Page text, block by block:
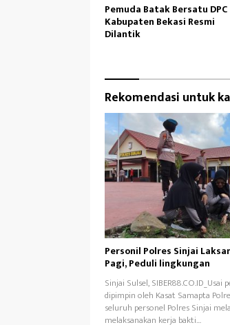
Pemuda Batak Bersatu DPC
Kabupaten Bekasi Resmi
Dilantik
Rekomendasi untuk
Personil Polres Sinjai
Pagi, Peduli lingkungan
Sinjai Sulsel, SIBER88.CO.ID_Usai
dipimpin oleh Kasat Samapta
seluruh personel Polres Sinjai
melaksanakan kerja bakti…